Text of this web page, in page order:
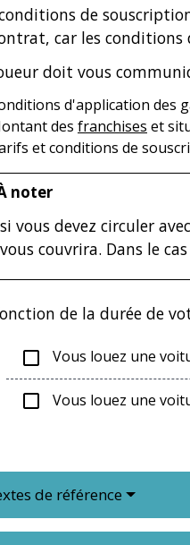
de
car les conditions
doit vous
d'application des
des franchises et
et conditions de
noter
si vous devez circuler
vous couvrira. Dans le
de la durée de
check_box_outline_blank Vous louez une
check_box_outline_blank Vous louez une
de référence